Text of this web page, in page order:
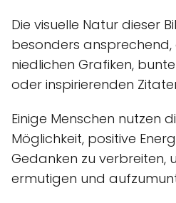
Die visuelle Natur dieser
besonders
niedlichen Grafiken,
oder inspirierenden
Einige Menschen nutzen
Möglichkeit, positive
Gedanken zu verbreiten,
ermutigen und